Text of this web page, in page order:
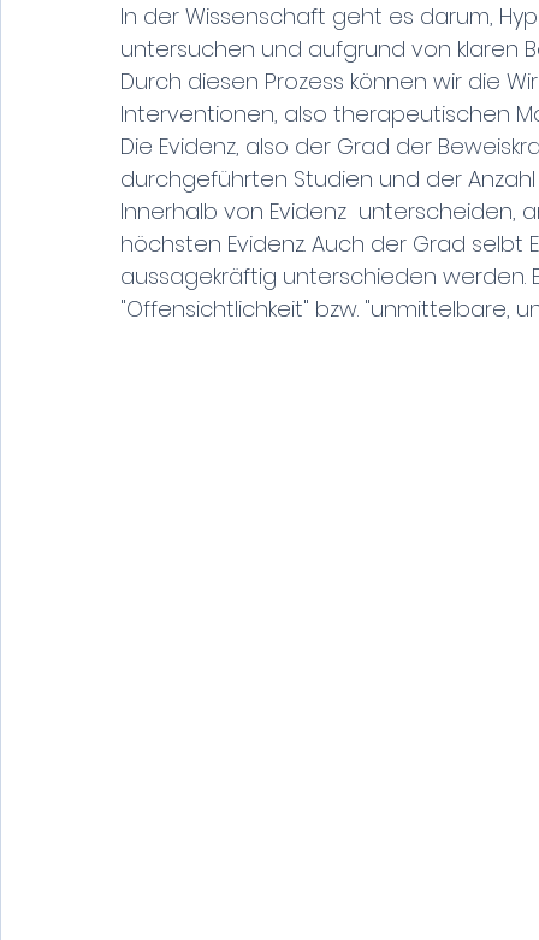
In der Wissenschaft geht es darum,
untersuchen und aufgrund von klaren
Durch diesen Prozess können wir die
Interventionen, also therapeutischen
Die Evidenz, also der Grad der
durchgeführten Studien und der
Innerhalb von Evidenz
höchsten Evidenz. Auch der Grad
aussagekräftig unterschieden
"Offensichtlichkeit" bzw. "unmittelbare,